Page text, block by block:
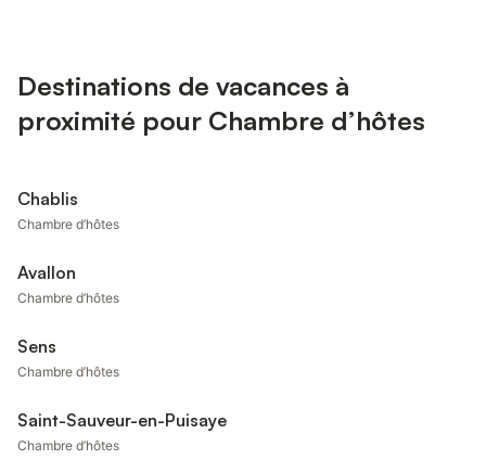
Destinations de vacances à
proximité pour Chambre d’hôtes
Chablis
Chambre d’hôtes
Avallon
Chambre d’hôtes
Sens
Chambre d’hôtes
Saint-Sauveur-en-Puisaye
Chambre d’hôtes